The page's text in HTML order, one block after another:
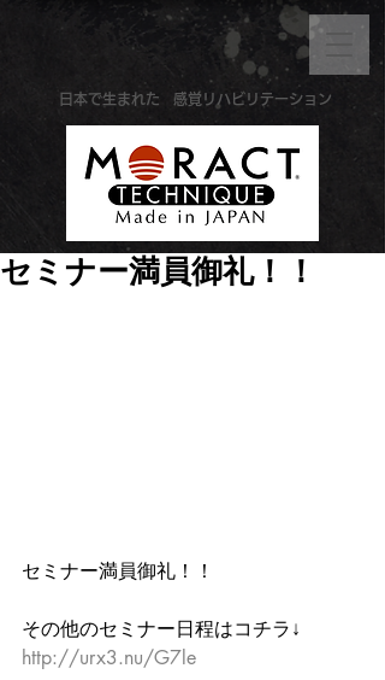
感覚リハビリテーション
​日本で生まれた
セミナー満員御礼！！
セミナー満員御礼！！
その他のセミナー日程はコチラ↓
http://urx3.nu/G7le